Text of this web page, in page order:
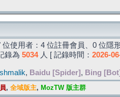
位使用者：4 位註冊會員、0 位隱
錄為 5034人 [ 記錄時間： 2026-
, Baidu [Spider] , Bing
, 全域版主, MozTW 版主群